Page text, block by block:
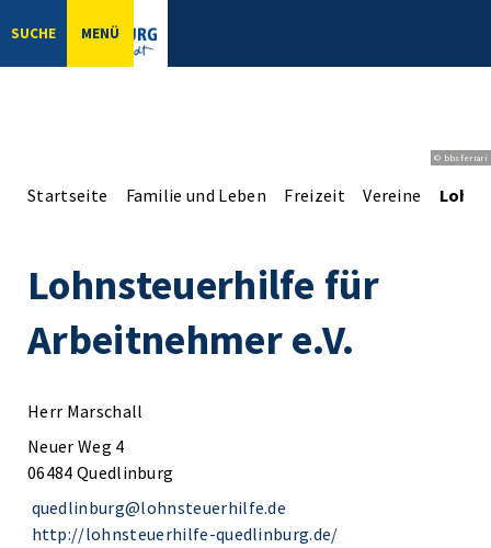
SUCHE MENÜ
© bbsferrari
Startseite Familie und Leben Freizeit Vereine
Lohnsteuerhilfe für
Arbeitnehmer e.V.
Herr Marschall
Neuer Weg 4
06484 Quedlinburg
quedlinburg@lohnsteuerhilfe.de
http://lohnsteuerhilfe-quedlinburg.de/